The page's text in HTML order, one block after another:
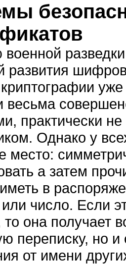
развития
весьма
практически
Однако у
место:
а затем
в
число. Если
то она получает
переписку, но
от имени